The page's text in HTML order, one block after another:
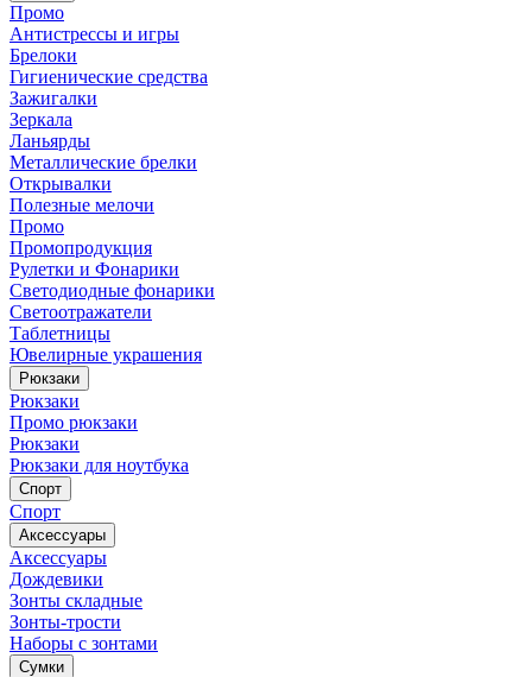
Промо
Антистрессы и игры
Брелоки
Гигиенические средства
Зажигалки
Зеркала
Ланьярды
Металлические брелки
Открывалки
Полезные мелочи
Промо
Промопродукция
Рулетки и Фонарики
Светодиодные фонарики
Светоотражатели
Таблетницы
Ювелирные украшения
Рюкзаки
Рюкзаки
Промо рюкзаки
Рюкзаки
Рюкзаки для ноутбука
Спорт
Спорт
Аксессуары
Аксессуары
Дождевики
Зонты складные
Зонты-трости
Наборы с зонтами
Сумки